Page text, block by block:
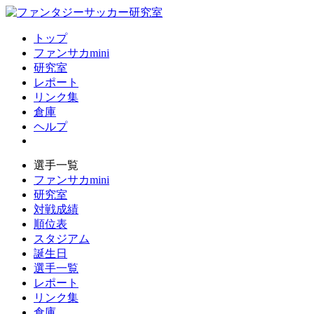
トップ
ファンサカmini
研究室
レポート
リンク集
倉庫
ヘルプ
選手一覧
ファンサカmini
研究室
対戦成績
順位表
スタジアム
誕生日
選手一覧
レポート
リンク集